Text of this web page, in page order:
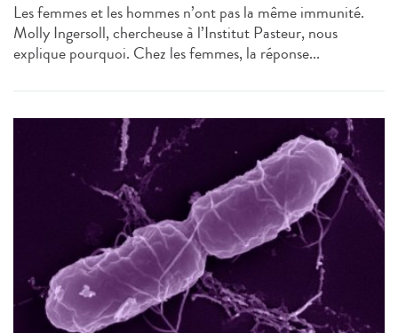
Les femmes et les hommes n’ont pas la même immunité.
Molly Ingersoll, chercheuse à l’Institut Pasteur, nous
explique pourquoi. Chez les femmes, la réponse...